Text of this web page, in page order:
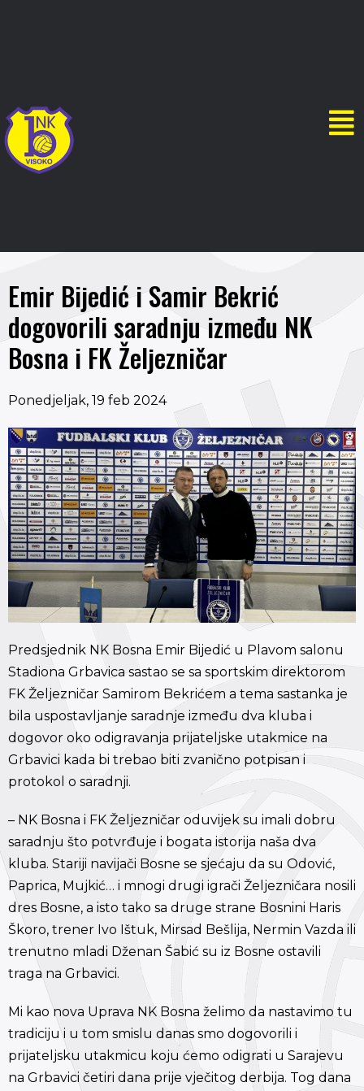
Emir Bijedić i Samir Bekrić
dogovorili saradnju između NK
Bosna i FK Željezničar
Ponedjeljak, 19 feb 2024
Predsjednik NK Bosna Emir Bijedić u Plavom salonu
Stadiona Grbavica sastao se sa sportskim direktorom
FK Željezničar Samirom Bekrićem a tema sastanka je
bila uspostavljanje saradnje između dva kluba i
dogovor oko odigravanja prijateljske utakmice na
Grbavici kada bi trebao biti zvanično potpisan i
protokol o saradnji.
– NK Bosna i FK Željezničar oduvijek su imali dobru
saradnju što potvrđuje i bogata istorija naša dva
kluba. Stariji navijači Bosne se sjećaju da su Odović,
Paprica, Mujkić… i mnogi drugi igrači Željezničara nosili
dres Bosne, a isto tako sa druge strane Bosnini Haris
Škoro, trener Ivo Ištuk, Mirsad Bešlija, Nermin Vazda ili
trenutno mladi Dženan Šabić su iz Bosne ostavili
traga na Grbavici.
Mi kao nova Uprava NK Bosna želimo da nastavimo tu
tradiciju i u tom smislu danas smo dogovorili i
prijateljsku utakmicu koju ćemo odigrati u Sarajevu
na Grbavici četiri dana prije vječitog derbija. Tog dana